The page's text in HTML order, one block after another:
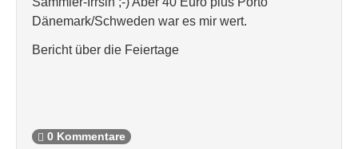
Dänemark/Schweden war es mir wert.
Bericht über die Feiertage
0 Kommentare